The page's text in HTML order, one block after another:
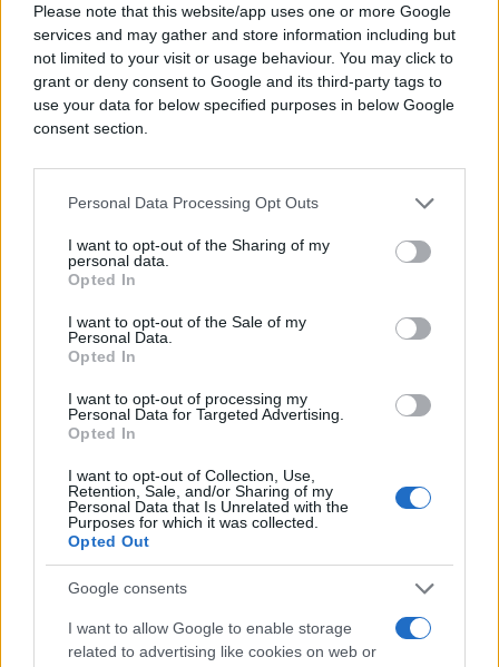
Please note that this website/app uses one or more Google
services and may gather and store information including but
not limited to your visit or usage behaviour. You may click to
grant or deny consent to Google and its third-party tags to
use your data for below specified purposes in below Google
consent section.
Personal Data Processing Opt Outs
I want to opt-out of the Sharing of my
personal data.
Opted In
I want to opt-out of the Sale of my
Personal Data.
Opted In
I want to opt-out of processing my
Personal Data for Targeted Advertising.
Opted In
I want to opt-out of Collection, Use,
Retention, Sale, and/or Sharing of my
Personal Data that Is Unrelated with the
Purposes for which it was collected.
Opted Out
Google consents
I want to allow Google to enable storage
related to advertising like cookies on web or
NIKO NE MOŽE VJEROVATI DA JE OVO ONA:
Poznata pjevačica je ugojila, sada ima ČAK 120
kilograma (FOTO)
#koncert #pjevač
#bina
#urušila